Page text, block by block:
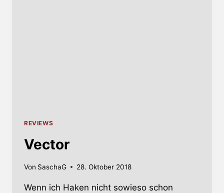
REVIEWS
Vector
Von SaschaG 28. Oktober 2018
Wenn ich Haken nicht sowieso schon